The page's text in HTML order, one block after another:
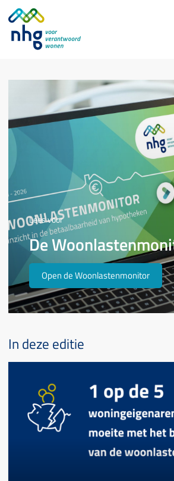
Lees voor
De
Open de Woonlastenmonitor
In deze editie